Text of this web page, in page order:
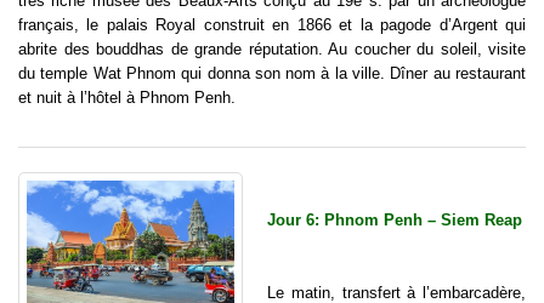
français, le palais Royal construit en 1866 et la pagode d’Argent qui
abrite des bouddhas de grande réputation. Au coucher du soleil, visite
du temple Wat Phnom qui donna son nom à la ville. Dîner au restaurant
et nuit à l’hôtel à Phnom Penh.
Jour 6: Phnom Penh – Siem Reap
Le matin, transfert à l’embarcadère,